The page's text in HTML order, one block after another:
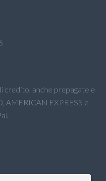
credito, anche prepagate e
AMERICAN EXPRESS e